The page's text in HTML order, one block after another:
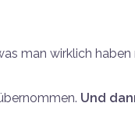
man wirklich
Und